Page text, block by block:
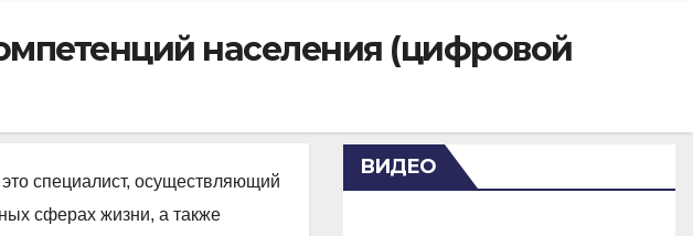
населения (цифровой
специалист, осуществляющий
сферах жизни, а также
ВИДЕО